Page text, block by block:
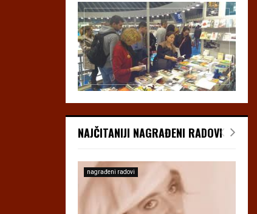
NAJČITANIJI NAGRAĐENI RADOVI
nagrađeni radovi